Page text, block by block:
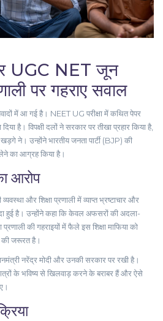
UGC NET जून
पर गहराए सवाल
में आ गई है। NEET UG परीक्षा में कथित पेपर
है। विपक्षी दलों ने सरकार पर तीखा प्रहार किया है,
ने। उन्होंने भारतीय जनता पार्टी (BJP) की
का आग्रह किया है।
आरोप
और शिक्षा प्रणाली में व्याप्त भ्रष्टाचार और
हुई है। उन्होंने कहा कि केवल अफसरों की अदला-
प्रणाली की गहराइयों में फैले इस शिक्षा माफिया को
की जरूरत है।
नरेंद्र मोदी और उनकी सरकार पर रखी है।
के भविष्य से खिलवाड़ करने के बराबर हैं और ऐसे